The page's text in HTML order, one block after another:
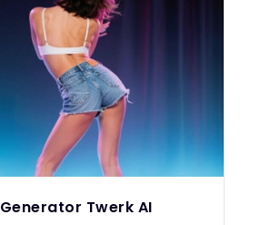
Generator Twerk AI